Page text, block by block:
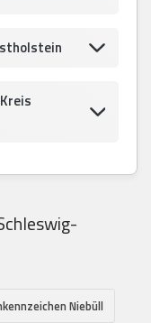
Niebüll